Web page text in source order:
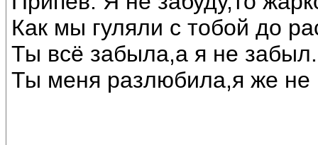
Как мы гуляли с тобой до
Ты всё забыла,а я не забыл.
Ты меня разлюбила,я же не